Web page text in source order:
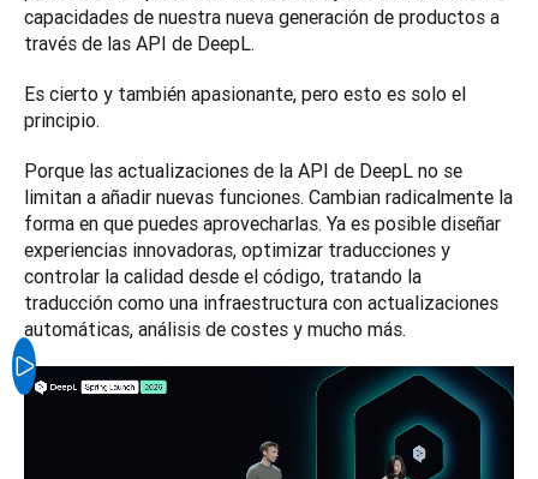
capacidades de nuestra nueva generación de productos a
través de las API de DeepL.
Es cierto y también apasionante, pero esto es solo el
principio.
Porque las actualizaciones de la API de DeepL no se
limitan a añadir nuevas funciones. Cambian radicalmente la
forma en que puedes aprovecharlas. Ya es posible diseñar
experiencias innovadoras, optimizar traducciones y
controlar la calidad desde el código, tratando la
traducción como una infraestructura con actualizaciones
automáticas, análisis de costes y mucho más.